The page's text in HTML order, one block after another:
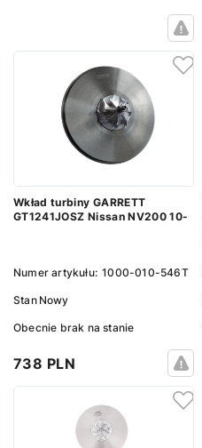
Wkład turbiny GARRETT
GT1241JOSZ Nissan NV200 10-
Numer artykułu: 1000-010-546T
Stan Nowy
Obecnie brak na stanie
738 PLN